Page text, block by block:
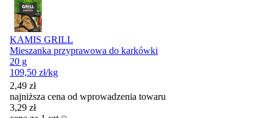
KAMIS GRILL
Mieszanka przyprawowa do karkówki
20 g
109,50 zł/kg
2,49 zł
najniższa cena od wprowadzenia towaru
3,29 zł